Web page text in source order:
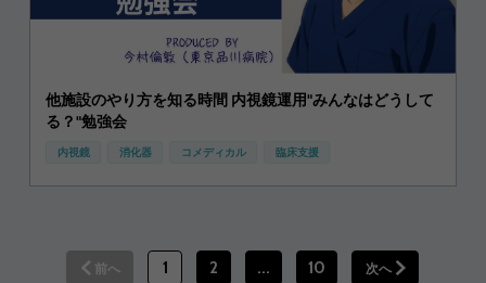
他施設のやり方を知る時間 内視鏡運用"みんなはどうして
る？"勉強会
内視鏡 消化器 コメディカル 臨床支援
前へ 1 2 ... 10 次へ